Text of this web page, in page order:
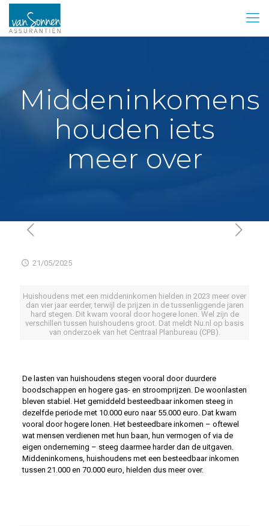
Middeninkomens
houden iets
meer over
21/05/2025
Huishoudens met een middeninkomen hielden in 2023 meer over
dan vier jaar eerder, terwijl de prijzen in de tussenliggende jaren
hard stegen. Dit kwam vooral door hogere lonen. Wel zijn de
verschillen tussen huishoudens groot. Dat meldt Nu.nl op basis
van onderzoek van het Centraal Planbureau (CPB).
De lasten van huishoudens stegen vooral door duurdere
boodschappen en hogere gas- en stroomprijzen. De woonlasten
bleven stabiel. Het gemiddeld besteedbaar inkomen steeg in
dezelfde periode met 10.000 euro naar 55.000 euro. Dat kwam
vooral door hogere lonen. Het besteedbare inkomen – oftewel
wat mensen verdienen met hun baan, hun vermogen of via de
eigen onderneming – steeg daarmee harder dan de uitgaven.
Middeninkomens, huishoudens met een besteedbaar inkomen
tussen 21.000 en 70.000 euro, hielden dus meer over.